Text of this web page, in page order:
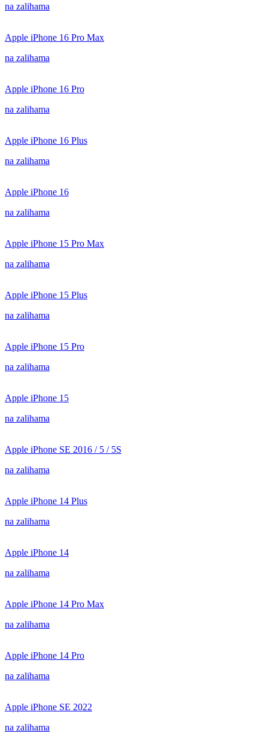
na zalihama
Apple iPhone 16 Pro Max
na zalihama
Apple iPhone 16 Pro
na zalihama
Apple iPhone 16 Plus
na zalihama
Apple iPhone 16
na zalihama
Apple iPhone 15 Pro Max
na zalihama
Apple iPhone 15 Plus
na zalihama
Apple iPhone 15 Pro
na zalihama
Apple iPhone 15
na zalihama
Apple iPhone SE 2016 / 5 / 5S
na zalihama
Apple iPhone 14 Plus
na zalihama
Apple iPhone 14
na zalihama
Apple iPhone 14 Pro Max
na zalihama
Apple iPhone 14 Pro
na zalihama
Apple iPhone SE 2022
na zalihama